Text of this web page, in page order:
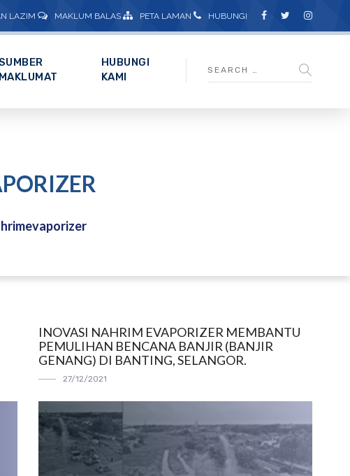
LAZIM MAKLUM BALAS PETA LAMAN HUBUNGI
MAKLUMAT
HUBUNGI
KAMI
INOVASI NAHRIM EVAPORIZER MEMBANTU
PEMULIHAN BENCANA BANJIR (BANJIR
GENANG) DI BANTING, SELANGOR.
27/12/2021